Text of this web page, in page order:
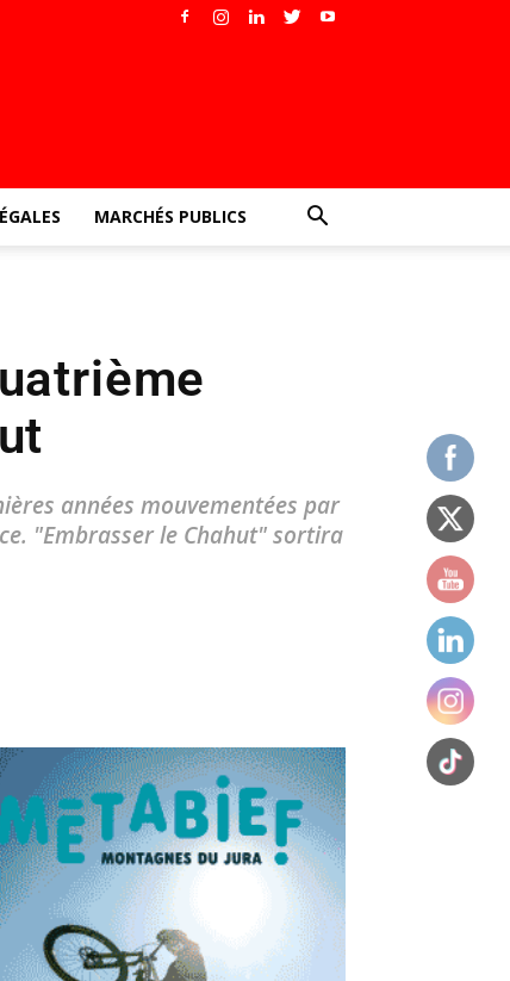
MARCHÉS PUBLICS
années mouvementées par
"Embrasser le Chahut" sortira